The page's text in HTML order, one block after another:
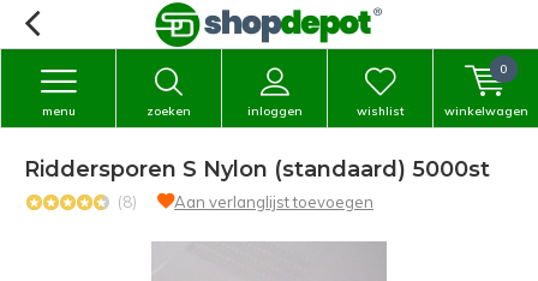
zoeken inloggen
menu wishlist winkelwagen
0
Riddersporen S Nylon (standaard) 5000st
(8) Aan verlanglijst toevoegen